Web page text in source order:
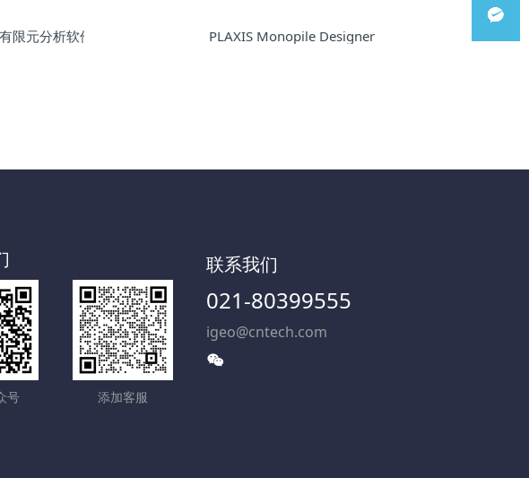
限元分析软件 PLAXIS Monopile Designer
号 添加客服
联系我们
021-80399555
igeo@cntech.com
服务热